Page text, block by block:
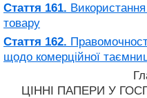
Стаття 161.
товару
Стаття 162.
щодо комерційної
ЦІННІ ПАПЕРИ У